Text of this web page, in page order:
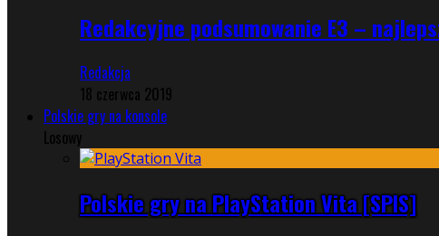
Redakcyjne podsumowanie E3 –
Redakcja
18 czerwca 2019
Polskie gry na konsole
Losowy
Polskie gry na PlayStation Vita [SPIS]